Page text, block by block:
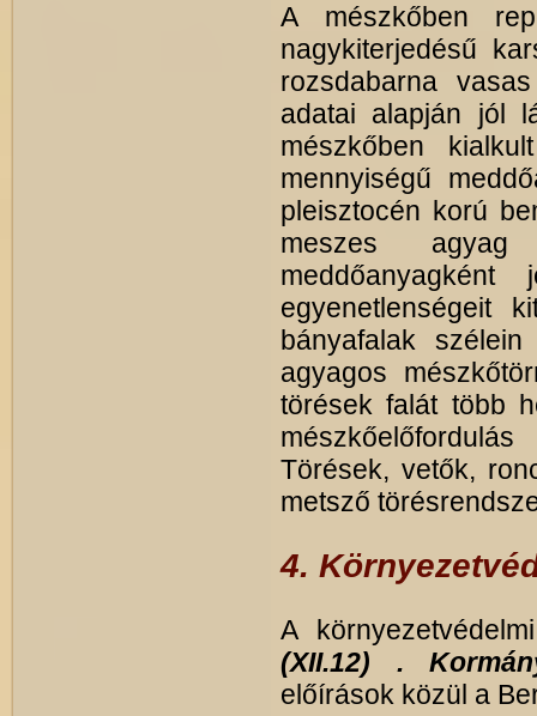
A mészkőben
nagykiterjedésű
rozsdabarna
adatai alapján jól
mészkőben
mennyiségű
pleisztocén korú
meszes agyag
egyenetlenségeit
bányafalak
agyagos
törések falát több
Törések, vetők,
metsző
4.
A
(XII.12) .
előírások közül a